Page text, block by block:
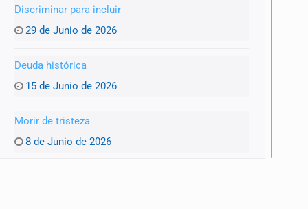
Discriminar para incluir
29 de Junio de 2026
Deuda histórica
15 de Junio de 2026
Morir de tristeza
8 de Junio de 2026